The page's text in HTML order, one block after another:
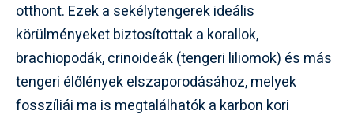
otthont. Ezek a sekélytengerek ideális
körülményeket biztosítottak a korallok,
brachiopodák, crinoideák (tengeri liliomok) és más
tengeri élőlények elszaporodásához, melyek
fosszíliái ma is megtalálhatók a karbon kori